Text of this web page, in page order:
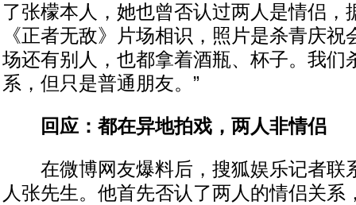
了张檬本人，她也曾否认过两人是情侣，
《正者无敌》片场相识，照片是杀青庆祝
场还有别人，也都拿着酒瓶、杯子。我们
系，但只是普通朋友。”
回应：都在异地拍戏，两人非情侣
在微博网友爆料后，搜狐娱乐记者联
人张先生。他首先否认了两人的情侣关系